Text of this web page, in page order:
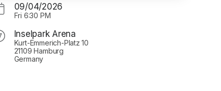
09/04/2026
Fri 6:30 PM
Inselpark Arena
Kurt-Emmerich-Platz 10
21109 Hamburg
Germany